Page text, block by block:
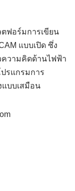
ตฟอร์มการเขียน
แบบเปิด ซึ่ง
วามคิดด้านไฟฟ้า
รแกรมการ
บบเสมือน